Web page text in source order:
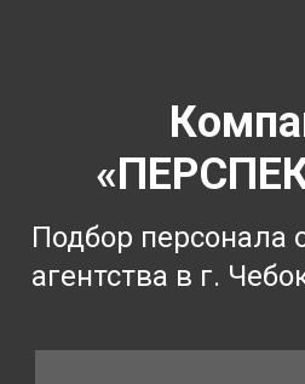
Подбор персонала
агентства в г.